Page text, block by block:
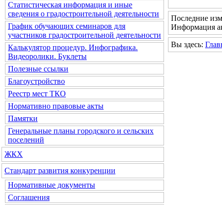
Статистическая информация и иные
сведения о градостроительной деятельности
График обучающих семинаров для
участников градостроительной деятельности
Калькулятор процедур. Инфографика.
Видеоролики. Буклеты
Полезные ссылки
Благоустройство
Реестр мест ТКО
Нормативно правовые акты
Памятки
Генеральные планы городского и сельских
поселений
ЖКХ
Стандарт развития конкуренции
Нормативные документы
Соглашения
Последние
Информация
Вы здесь: